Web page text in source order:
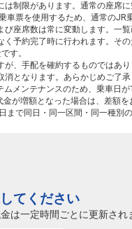
は制限があります。通常の座席
車票を使用するため、通常のJR
び座席数は常に変動します。一
く予約完了時に行われます。そ
す。
が、手配を確約するものでは
となります。あらかじめご了承
メンテナンスのため、乗車日が
が増額となった場合は、差額を
まで同日・同一区間・同一種
てください
は一定時間ごとに更新さ